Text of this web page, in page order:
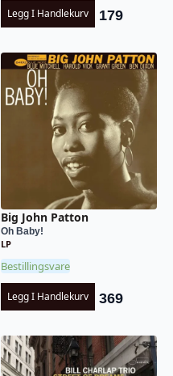
Legg I Handlekurv 179
Big John Patton
Oh Baby!
LP
Bestillingsvare
Legg I Handlekurv 369